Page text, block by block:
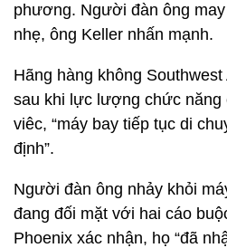
phương. Người đàn ông
nhẹ, ông Keller nhấn mạnh.
Hãng hàng không
sau khi lực lượng chức năng
viêc, “máy bay tiếp tục di
định”.
Người đàn ông nhảy khỏi
đang đối mặt với hai cáo
Phoenix xác nhận, họ “đã